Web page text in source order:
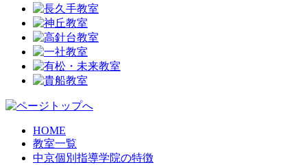
HOME
教室一覧
中京個別指導学院の特徴